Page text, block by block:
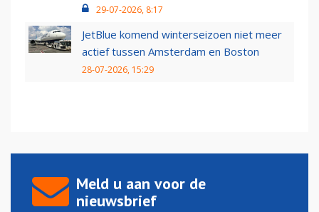
29-07-2026, 8:17
JetBlue komend winterseizoen niet meer
actief tussen Amsterdam en Boston
28-07-2026, 15:29
Meld u aan voor de
nieuwsbrief